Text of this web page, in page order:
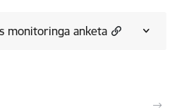
monitoringa anketa